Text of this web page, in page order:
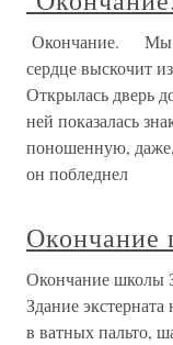
Окончание. Мы
сердце выскочит
Открылась дверь
ней показалась
поношенную, даже,
он побледнел
Окончание
Окончание школы
Здание
в ватных пальто,